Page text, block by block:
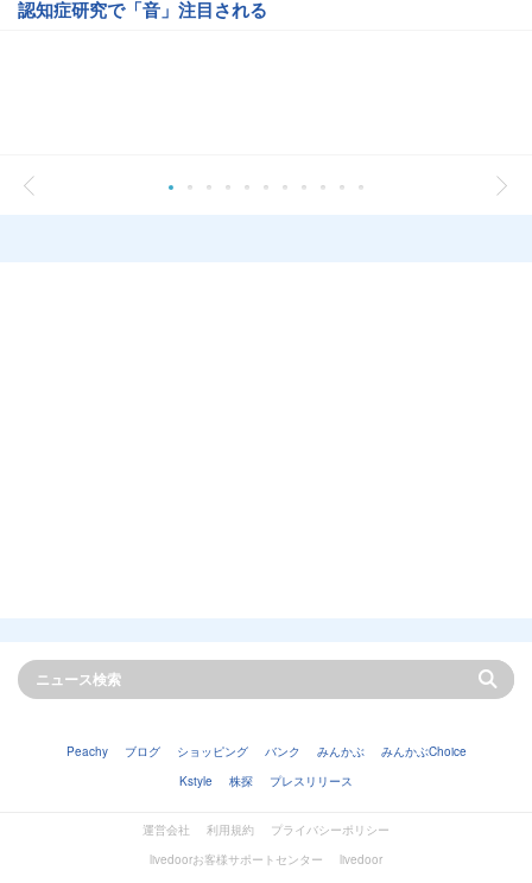
認知症研究で「音」注目される
Peachy ブログ ショッピング バンク みんかぶ
みんかぶChoice
Kstyle
株探 プレスリリース
運営会社 利用規約
プライバシーポリシー
livedoorお客様サポートセンター
livedoor